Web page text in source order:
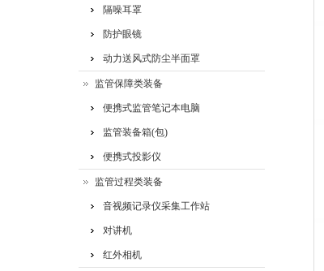
隔噪耳罩
防护眼镜
动力送风式防尘半面罩
监管保障类装备
便携式监管笔记本电脑
监管装备箱(包)
便携式投影仪
监管过程类装备
音视频记录仪采集工作站
对讲机
红外相机